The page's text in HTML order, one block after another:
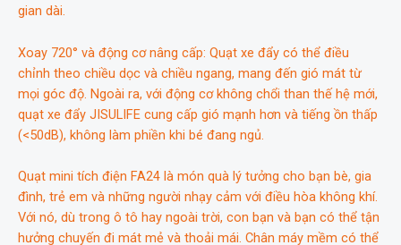
gian dài.
Xoay 720° và động cơ nâng cấp: Quạt xe đẩy có thể điều
chỉnh theo chiều dọc và chiều ngang, mang đến gió mát từ
mọi góc độ. Ngoài ra, với động cơ không chổi than thế hệ mới,
quạt xe đẩy JISULIFE cung cấp gió mạnh hơn và tiếng ồn thấp
(<50dB), không làm phiền khi bé đang ngủ.
Quạt mini tích điện FA24 là món quà lý tưởng cho bạn bè, gia
đình, trẻ em và những người nhạy cảm với điều hòa không khí.
Với nó, dù trong ô tô hay ngoài trời, con bạn và bạn có thể tận
hưởng chuyến đi mát mẻ và thoải mái. Chân máy mềm có thể